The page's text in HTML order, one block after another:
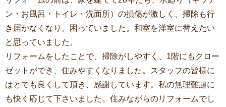
ン・お風呂・トイレ・洗面所）の損傷が激しく、掃除も行
き届かなくなり、困っていました。和室を洋室に替えたい
と思っていました。
リフォームをしたことで、掃除がしやすく、1階にもクロー
ゼットができ、住みやすくなりました。スタッフの皆様に
はとても良くして頂き、感謝しています。私の無理難題に
も快く応じて下さいました。住みながらのリフォームでし